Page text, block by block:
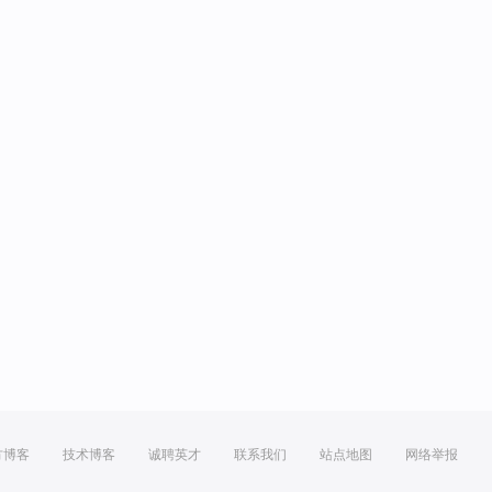
博客 技术博客 诚聘英才 联系我们 站点地图 网络举报